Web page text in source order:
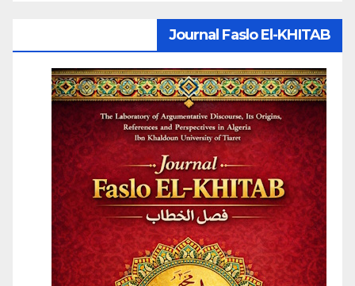
Journal Faslo El-KHITAB